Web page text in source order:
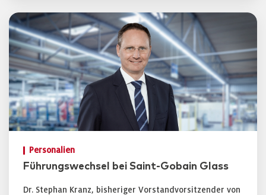
Personalien
Führungswechsel bei Saint-Gobain Glass
Dr. Stephan Kranz, bisheriger Vorstandvorsitzender von